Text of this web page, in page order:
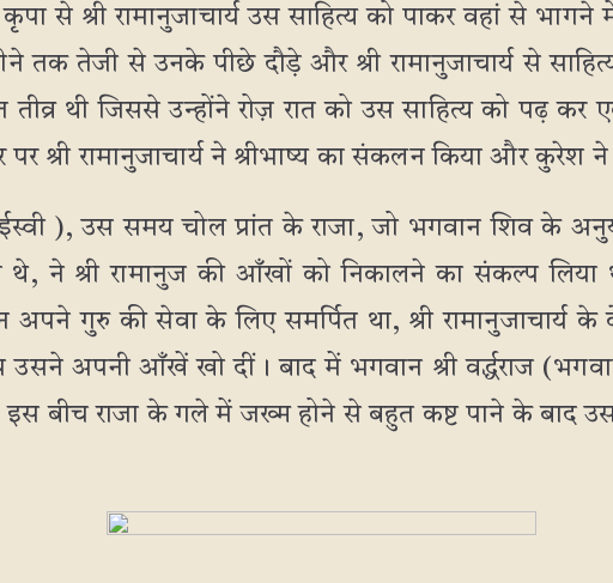
कृपा से श्री रामानुजाचार्य उस साहित्य को पाकर वहां से
तक तेजी से उनके पीछे दौड़े और श्री रामानुजाचार्य से
तीव्र थी जिससे उन्होंने रोज़ रात को उस साहित्य को पढ़ कर
श्री रामानुजाचार्य ने श्रीभाष्य का संकलन किया और कुरेश
), उस समय चोल प्रांत के राजा, जो भगवान शिव के
थे, ने श्री रामानुज की आँखों को निकालने का संकल्प
गुरु की सेवा के लिए समर्पित था, श्री रामानुजाचार्य
अपनी आँखें खो दीं। बाद में भगवान श्री वर्द्धराज
इस बीच राजा के गले में जख्म होने से बहुत कष्ट पाने के बाद